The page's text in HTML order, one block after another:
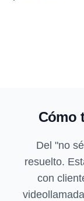
Cómo
Del "no
resuelto.
con